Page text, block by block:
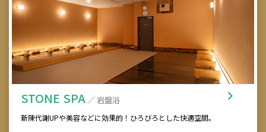
STONE SPA ／ 岩盤浴
新陳代謝UPや美容などに効果的！ひろびろとした快適空間。